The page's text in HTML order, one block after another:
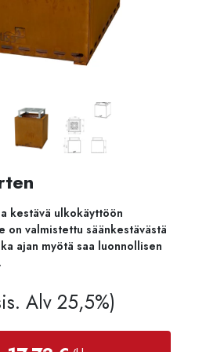
kestävä ulkokäyttöön
on valmistettu säänkestävästä
ajan myötä saa luonnollisen
Alv 25,5%)